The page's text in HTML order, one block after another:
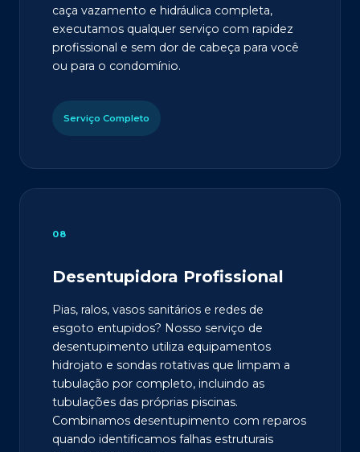
caça vazamento e hidráulica completa,
executamos qualquer serviço com rapidez
profissional e sem dor de cabeça para você
ou para o condomínio.
Serviço Completo
08
Desentupidora Profissional
Pias, ralos, vasos sanitários e redes de
esgoto entupidos? Nosso serviço de
desentupimento utiliza equipamentos
hidrojato e sondas rotativas que limpam a
tubulação por completo, incluindo as
tubulações das próprias piscinas.
Combinamos desentupimento com reparos
quando identificamos falhas estruturais